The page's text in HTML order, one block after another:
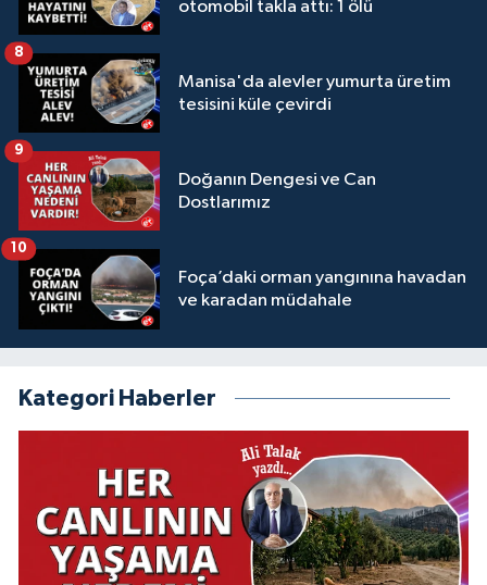
otomobil takla attı: 1 ölü
Manisa'da alevler yumurta üretim
tesisini küle çevirdi
8
Doğanın Dengesi ve Can
Dostlarımız
9
Foça’daki orman yangınına havadan
ve karadan müdahale
10
Kategori Haberler